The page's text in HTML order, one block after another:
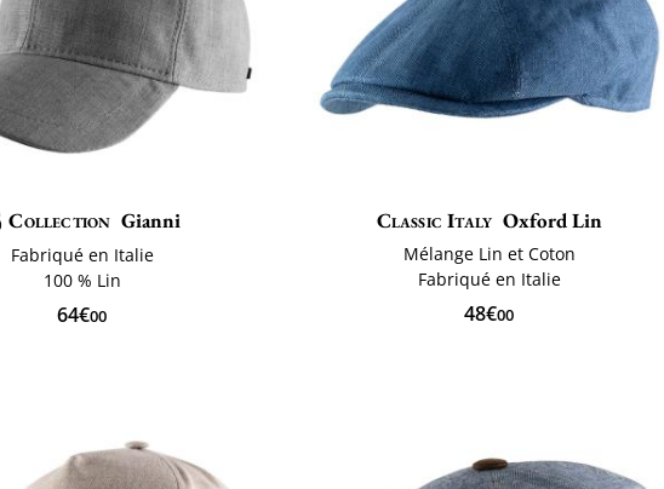
Collection Gianni
Fabriqué en Italie
100 % Lin
64€00
Classic Italy Oxford Lin
Mélange Lin et Coton
Fabriqué en Italie
48€00